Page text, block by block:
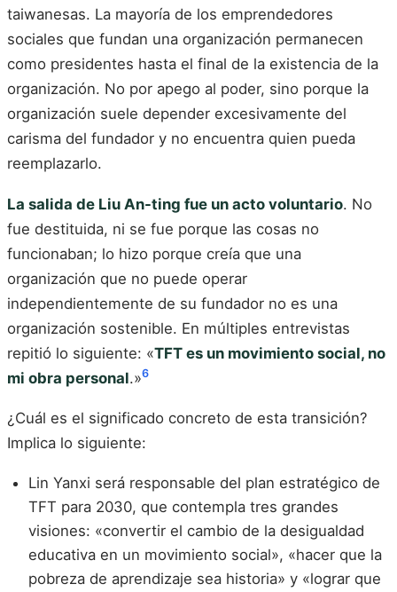
taiwanesas. La mayoría de los emprendedores
sociales que fundan una organización permanecen
como presidentes hasta el final de la existencia de la
organización. No por apego al poder, sino porque la
organización suele depender excesivamente del
carisma del fundador y no encuentra quien pueda
reemplazarlo.
La salida de Liu An-ting fue un acto voluntario. No
fue destituida, ni se fue porque las cosas no
funcionaban; lo hizo porque creía que una
organización que no puede operar
independientemente de su fundador no es una
organización sostenible. En múltiples entrevistas
repitió lo siguiente: «TFT es un movimiento social, no
mi obra personal.»6
¿Cuál es el significado concreto de esta transición?
Implica lo siguiente:
Lin Yanxi será responsable del plan estratégico de
TFT para 2030, que contempla tres grandes
visiones: «convertir el cambio de la desigualdad
educativa en un movimiento social», «hacer que la
pobreza de aprendizaje sea historia» y «lograr que